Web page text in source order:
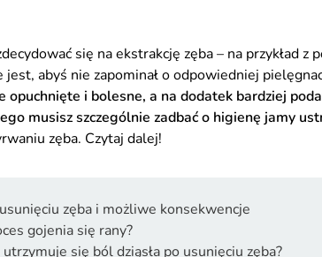
się na ekstrakcję zęba – na przykład z
jest, abyś nie zapominał o odpowiedniej
opuchnięte i bolesne, a na dodatek bardziej
musisz szczególnie zadbać o higienę jamy
zęba. Czytaj dalej!
zęba i możliwe konsekwencje
gojenia się rany?
utrzymuje się ból dziąsła po usunięciu zęba?